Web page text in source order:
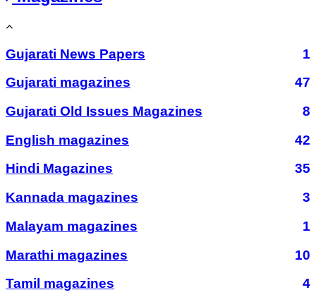
Gujarati News Papers
1
Gujarati magazines
47
Gujarati Old Issues Magazines
8
English magazines
42
Hindi Magazines
35
Kannada magazines
3
Malayam magazines
1
Marathi magazines
10
Tamil magazines
4